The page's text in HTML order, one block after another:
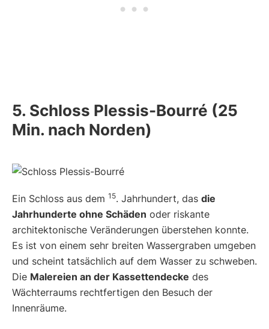
5. Schloss Plessis-Bourré (25
Min. nach Norden)
Ein Schloss aus dem 15. Jahrhundert, das die
Jahrhunderte ohne Schäden oder riskante
architektonische Veränderungen überstehen konnte.
Es ist von einem sehr breiten Wassergraben umgeben
und scheint tatsächlich auf dem Wasser zu schweben.
Die Malereien an der Kassettendecke des
Wächterraums rechtfertigen den Besuch der
Innenräume.